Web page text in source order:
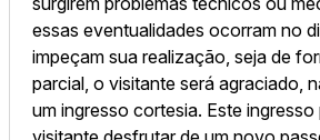
essas eventualidades ocorram no
impeçam sua realização, seja de
parcial, o visitante será agraciado,
um ingresso cortesia. Este ingresso